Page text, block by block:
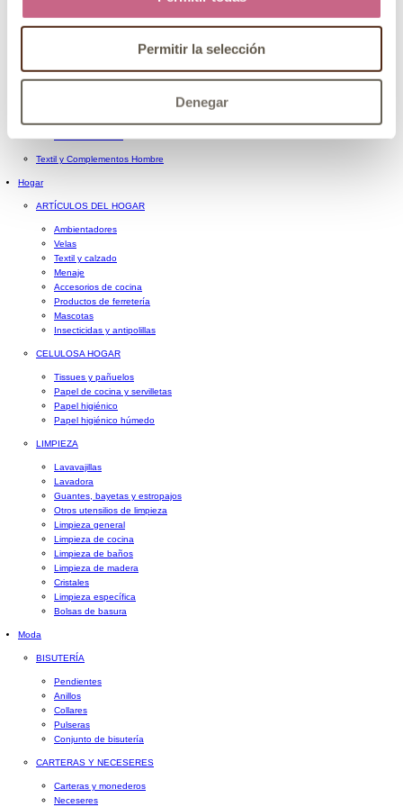
Permitir la selección
Denegar
AFEITADO Y BARBA
Maquinillas de afeitar
Cremas y geles de afeitar
Cuidado de la barba
Textil y Complementos Hombre
Hogar
ARTÍCULOS DEL HOGAR
Ambientadores
Velas
Textil y calzado
Menaje
Accesorios de cocina
Productos de ferretería
Mascotas
Insecticidas y antipolillas
CELULOSA HOGAR
Tissues y pañuelos
Papel de cocina y servilletas
Papel higiénico
Papel higiénico húmedo
LIMPIEZA
Lavavajillas
Lavadora
Guantes, bayetas y estropajos
Otros utensilios de limpieza
Limpieza general
Limpieza de cocina
Limpieza de baños
Limpieza de madera
Cristales
Limpieza específica
Bolsas de basura
Moda
BISUTERÍA
Pendientes
Anillos
Collares
Pulseras
Conjunto de bisutería
CARTERAS Y NECESERES
Carteras y monederos
Neceseres